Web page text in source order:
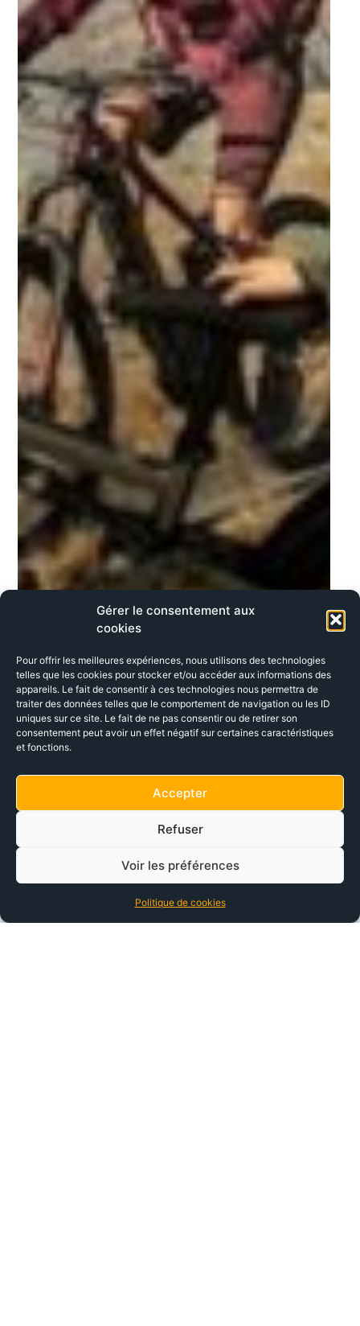
Gérer le consentement aux
cookies
Pour offrir les meilleures expériences, nous utilisons des technologies
telles que les cookies pour stocker et/ou accéder aux informations des
appareils. Le fait de consentir à ces technologies nous permettra de
traiter des données telles que le comportement de navigation ou les ID
uniques sur ce site. Le fait de ne pas consentir ou de retirer son
consentement peut avoir un effet négatif sur certaines caractéristiques
et fonctions.
Accepter
Refuser
Voir les préférences
Politique de cookies